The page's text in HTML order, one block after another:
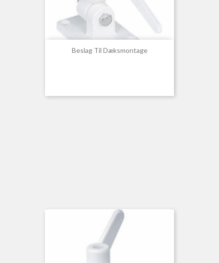
Beslag Til Dæksmontage